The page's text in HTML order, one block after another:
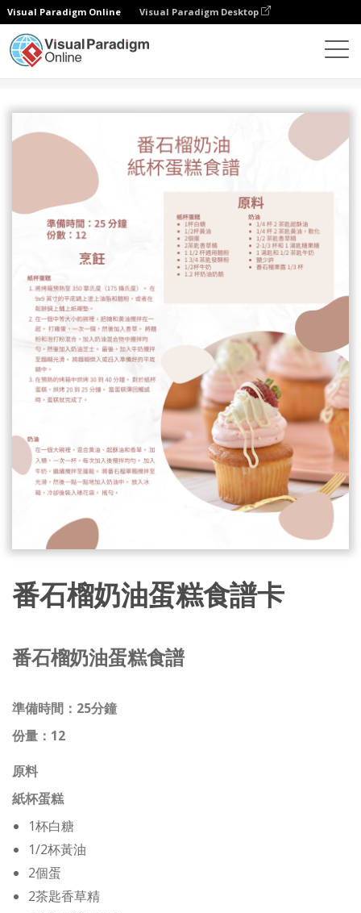
Visual Paradigm Online Visual Paradigm Desktop
番石榴奶油蛋糕食譜卡
番石榴奶油蛋糕食譜
準備時間：25分鐘
份量：12
原料
紙杯蛋糕
1杯白糖
1/2杯黃油
2個蛋
2茶匙香草精